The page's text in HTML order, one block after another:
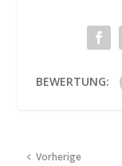
BEWERTUNG:
Vorherige